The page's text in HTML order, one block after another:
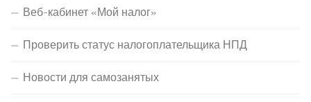
Веб-кабинет «Мой налог»
Проверить статус налогоплательщика НПД
Новости для самозанятых